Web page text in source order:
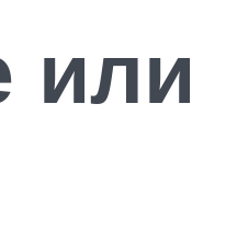
или